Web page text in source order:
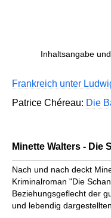
Inhaltsangabe
Frankreich unter
Patrice Chéreau: Die
Minette Walters - Die
Nach und nach deckt
Kriminalroman "Die
Beziehungsgeflecht der
und lebendig